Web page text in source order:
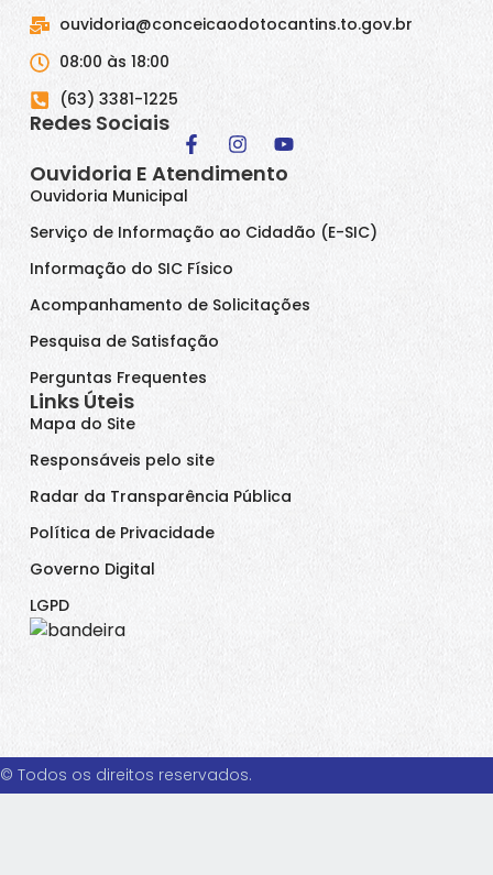
ouvidoria@conceicaodotocantins.to.gov.br
08:00 às 18:00
(63) 3381-1225
Redes Sociais
Ouvidoria E Atendimento
Ouvidoria Municipal
Serviço de Informação ao Cidadão (E-SIC)
Informação do SIC Físico
Acompanhamento de Solicitações
Pesquisa de Satisfação
Perguntas Frequentes
Links Úteis
Mapa do Site
Responsáveis pelo site
Radar da Transparência Pública
Política de Privacidade
Governo Digital
LGPD
© Todos os direitos reservados.